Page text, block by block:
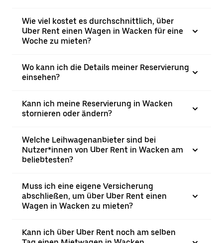
Wie viel kostet es durchschnittlich, über
Uber Rent einen Wagen in Wacken für eine
Woche zu mieten?
Wo kann ich die Details meiner Reservierung
einsehen?
Kann ich meine Reservierung in Wacken
stornieren oder ändern?
Welche Leihwagenanbieter sind bei
Nutzer*innen von Uber Rent in Wacken am
beliebtesten?
Muss ich eine eigene Versicherung
abschließen, um über Uber Rent einen
Wagen in Wacken zu mieten?
Kann ich über Uber Rent noch am selben